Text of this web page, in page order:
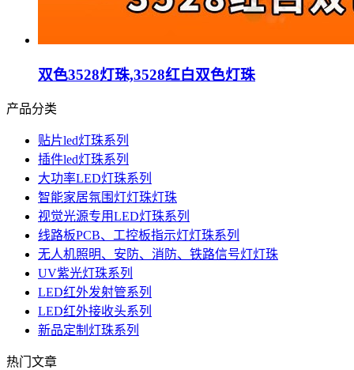
双色3528灯珠,3528红白双色灯珠
产品分类
贴片led灯珠系列
插件led灯珠系列
大功率LED灯珠系列
智能家居氛围灯灯珠灯珠
视觉光源专用LED灯珠系列
线路板PCB、工控板指示灯灯珠系列
无人机照明、安防、消防、铁路信号灯灯珠
UV紫光灯珠系列
LED红外发射管系列
LED红外接收头系列
新品定制灯珠系列
热门文章